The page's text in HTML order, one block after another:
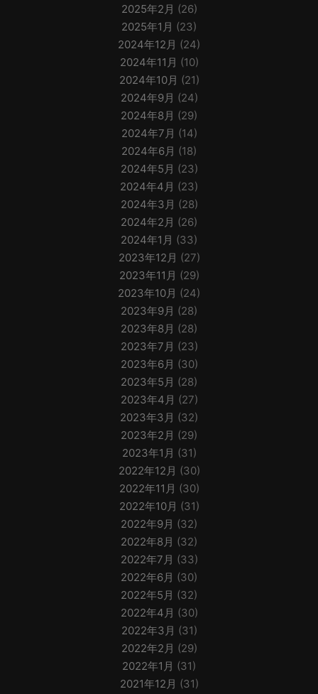
2025年2月 (26)
2025年1月 (23)
2024年12月 (24)
2024年11月 (10)
2024年10月 (21)
2024年9月 (24)
2024年8月 (29)
2024年7月 (14)
2024年6月 (18)
2024年5月 (23)
2024年4月 (23)
2024年3月 (28)
2024年2月 (26)
2024年1月 (33)
2023年12月 (27)
2023年11月 (29)
2023年10月 (24)
2023年9月 (28)
2023年8月 (28)
2023年7月 (23)
2023年6月 (30)
2023年5月 (28)
2023年4月 (27)
2023年3月 (32)
2023年2月 (29)
2023年1月 (31)
2022年12月 (30)
2022年11月 (30)
2022年10月 (31)
2022年9月 (32)
2022年8月 (32)
2022年7月 (33)
2022年6月 (30)
2022年5月 (32)
2022年4月 (30)
2022年3月 (31)
2022年2月 (29)
2022年1月 (31)
2021年12月 (31)